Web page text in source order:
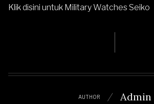
Klik disini untuk Military Watches Seiko
AUTHOR Admin